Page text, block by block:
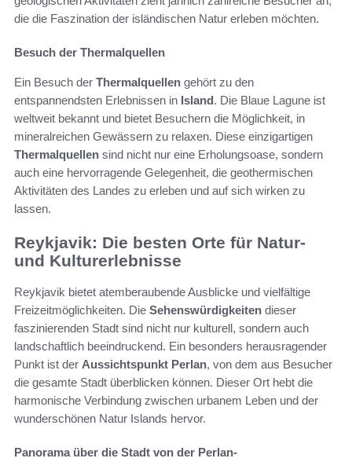
die die Faszination der isländischen Natur erleben möchten.
Besuch der Thermalquellen
Ein Besuch der Thermalquellen gehört zu den
entspannendsten Erlebnissen in Island. Die Blaue Lagune ist
weltweit bekannt und bietet Besuchern die Möglichkeit, in
mineralreichen Gewässern zu relaxen. Diese einzigartigen
Thermalquellen sind nicht nur eine Erholungsoase, sondern
auch eine hervorragende Gelegenheit, die geothermischen
Aktivitäten des Landes zu erleben und auf sich wirken zu
lassen.
Reykjavik: Die besten Orte für Natur-
und Kulturerlebnisse
Reykjavik bietet atemberaubende Ausblicke und vielfältige
Freizeitmöglichkeiten. Die Sehenswürdigkeiten dieser
faszinierenden Stadt sind nicht nur kulturell, sondern auch
landschaftlich beeindruckend. Ein besonders herausragender
Punkt ist der Aussichtspunkt Perlan, von dem aus Besucher
die gesamte Stadt überblicken können. Dieser Ort hebt die
harmonische Verbindung zwischen urbanem Leben und der
wunderschönen Natur Islands hervor.
Panorama über die Stadt von der Perlan-